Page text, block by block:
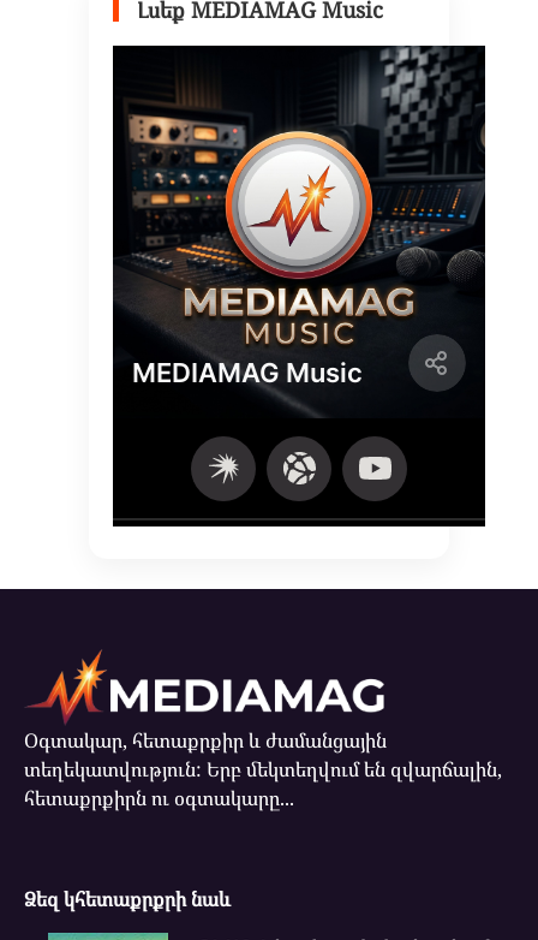
Լսեք MEDIAMAG Music
Օգտակար, հետաքրքիր և ժամանցային
տեղեկատվություն: Երբ մեկտեղվում են զվարճալին,
հետաքրքիրն ու օգտակարը...
Ձեզ կհետաքրքրի նաև